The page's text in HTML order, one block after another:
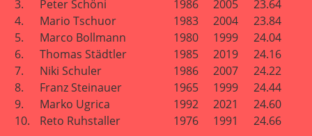
3.
Peter Schöni 1986 2005
23.64
4.
Mario Tschuor 1983 2004
23.84
5.
Marco Bollmann 1980 1999
24.04
6.
Thomas Städtler 1985 2019
24.16
7.
Niki Schuler 1986 2007
24.22
8.
Franz Steinauer 1965 1999
24.44
9.
Marko Ugrica 1992 2021
24.60
10.
Reto Ruhstaller 1976 1991 24.66